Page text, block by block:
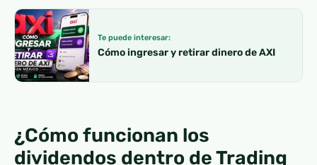
Te puede interesar:
Cómo ingresar y retirar dinero de AXI
¿Cómo funcionan los
dividendos dentro de Trading